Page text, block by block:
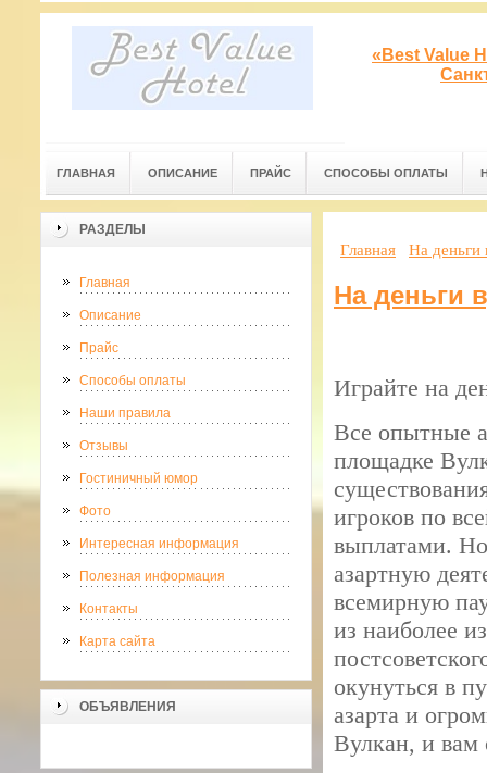
«Best Value
ГЛАВНАЯ ОПИСАНИЕ ПРАЙС СПОСОБЫ ОПЛАТЫ
РАЗДЕЛЫ
Главная
Описание
Прайс
Способы оплаты
Наши правила
Отзывы
Гостиничный юмор
Фото
Интересная информация
Полезная информация
Контакты
Карта сайта
ОБЪЯВЛЕНИЯ
Главная На деньги
На деньги
Играйте на
Все опытные
площадке
игроков по
выплатами.
азартную
всемирную
из наиболее
окунуться в
азарта и
Вулкан, и вам